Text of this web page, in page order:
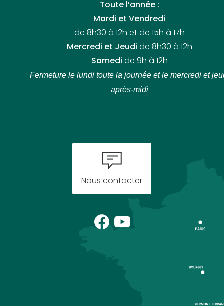
Toute l’année :
Mardi et Vendredi
de 8h30 à 12h et de 15h à 17h
Mercredi et Jeudi de 8h30 à 12h
Samedi de 9h à 12h
Fermeture le lundi toute la journée et le mercredi et
après-midi
Nous contacter